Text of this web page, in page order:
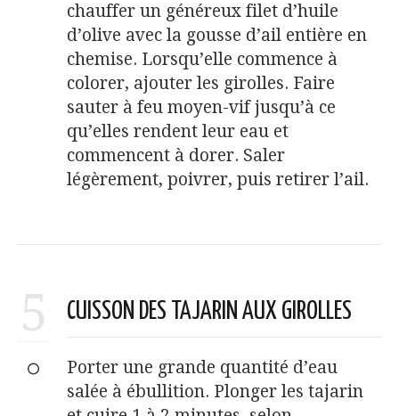
chauffer un généreux filet d’huile
d’olive avec la gousse d’ail entière en
chemise. Lorsqu’elle commence à
colorer, ajouter les girolles. Faire
sauter à feu moyen-vif jusqu’à ce
qu’elles rendent leur eau et
commencent à dorer. Saler
légèrement, poivrer, puis retirer l’ail.
5 CUISSON DES TAJARIN AUX GIROLLES
Porter une grande quantité d’eau
salée à ébullition. Plonger les tajarin